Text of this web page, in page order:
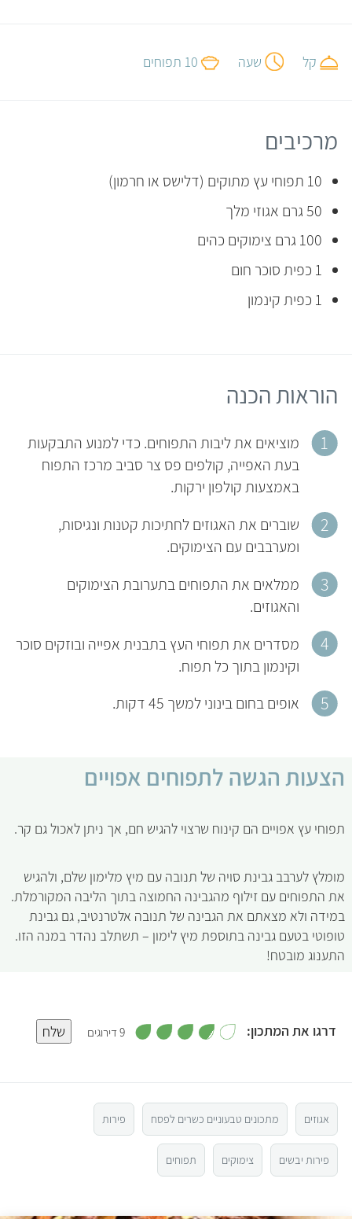
קל שעה 10 תפוחים
מרכיבים
10 תפוחי עץ מתוקים (דלישס או חרמון)
50 גרם אגוזי מלך
100 גרם צימוקים כהים
1 כפית סוכר חום
1 כפית קינמון
הוראות הכנה
מוציאים את ליבות התפוחים. כדי למנוע התבקעות
בעת האפייה, קולפים פס צר סביב מרכז התפוח
באמצעות קולפון ירקות.
שוברים את האגוזים לחתיכות קטנות ונגיסות,
ומערבבים עם הצימוקים.
ממלאים את התפוחים בתערובת הצימוקים
והאגוזים.
מסדרים את תפוחי העץ בתבנית אפייה ובוזקים סוכר
וקינמון בתוך כל תפוח.
אופים בחום בינוני למשך 45 דקות.
הצעות הגשה לתפוחים אפויים
תפוחי עץ אפויים הם קינוח שרצוי להגיש חם, אך ניתן לאכול גם קר.
מומלץ לערבב גבינת סויה של תנובה עם מיץ מלימון שלם, ולהגיש
את התפוחים עם זילוף מהגבינה החמוצה בתוך הליבה המקורמלת.
במידה ולא מצאתם את הגבינה של תנובה אלטרנטיב, גם גבינת
טופוטי בטעם גבינה בתוספת מיץ לימון – תשתלב נהדר במנה הזו.
התענוג מובטח!
דרגו את המתכון:
3
2
9 דירוגים 3 שלח
אגוזים מתכונים טבעוניים כשרים לפסח פירות
פירות יבשים צימוקים תפוחים